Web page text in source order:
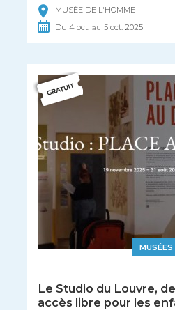
MUSÉE DE L'HOMME
Du4oct. au 5oct. 2025
MUSÉES
Le Studio du Louvre,
accès libre pour les